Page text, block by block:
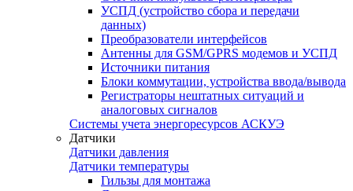
УСПД (устройство сбора и передачи
данных)
Преобразователи интерфейсов
Антенны для GSM/GPRS модемов и УСПД
Источники питания
Блоки коммутации, устройства ввода/вывода
Регистраторы нештатных ситуаций и
аналоговых сигналов
Системы учета энергоресурсов АСКУЭ
Датчики
Датчики давления
Датчики температуры
Гильзы для монтажа